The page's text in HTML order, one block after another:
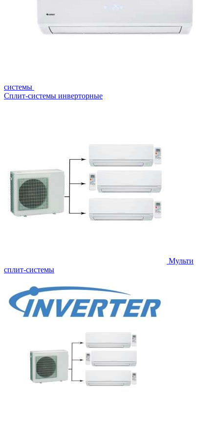
системы
Сплит-системы инверторные
Мульти
сплит-системы